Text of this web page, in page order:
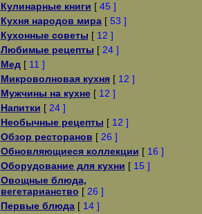
Кулинарные книги [ 45 ]
Кухня народов мира[ 53 ]
Кухонные советы [ 12 ]
Любимые рецепты [ 24 ]
Мед[ 11 ]
Микроволновая кухня[ 12 ]
Мужчины на кухне[ 12 ]
Напитки [ 24 ]
Необычные рецепты [ 12 ]
Обзор ресторанов [ 26 ]
Обновляющиеся коллекции [ 16 ]
Оборудование для кухни [ 15 ]
Овощные блюда,
вегетарианство [ 26 ]
Первые блюда[ 14 ]